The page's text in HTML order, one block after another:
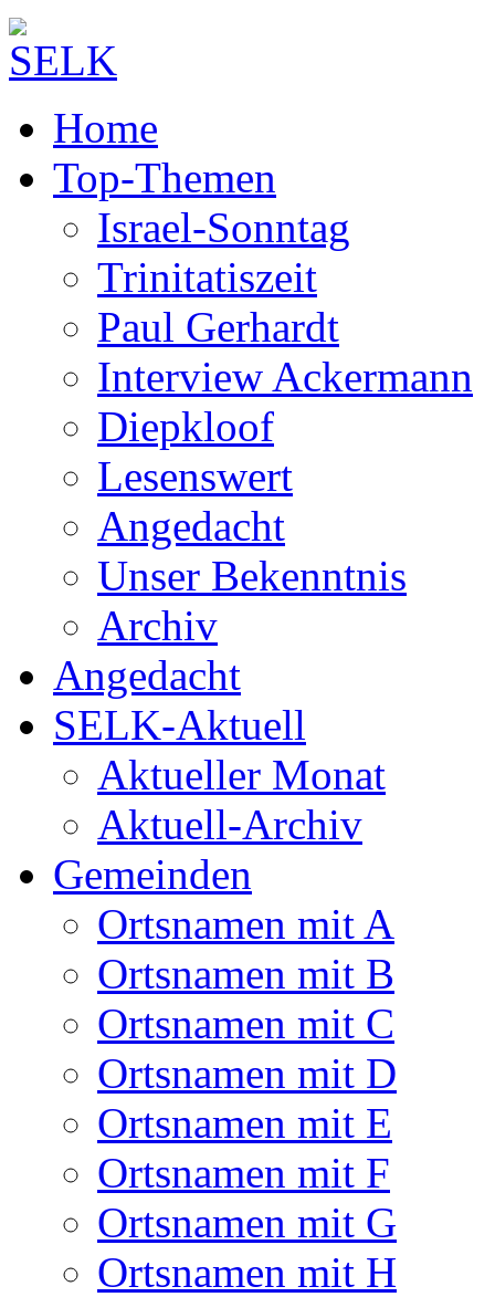
Home
Top-Themen
Israel-Sonntag
Trinitatiszeit
Paul Gerhardt
Interview Ackermann
Diepkloof
Lesenswert
Angedacht
Unser Bekenntnis
Archiv
Angedacht
SELK-Aktuell
Aktueller Monat
Aktuell-Archiv
Gemeinden
Ortsnamen mit A
Ortsnamen mit B
Ortsnamen mit C
Ortsnamen mit D
Ortsnamen mit E
Ortsnamen mit F
Ortsnamen mit G
Ortsnamen mit H